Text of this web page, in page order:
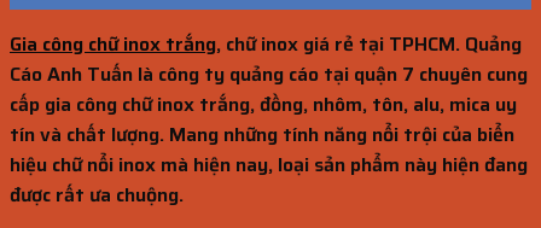
Gia công chữ inox trắng, chữ inox giá rẻ tại TPHCM. Quảng
Cáo Anh Tuấn là công ty quảng cáo tại quận 7 chuyên cung
cấp gia công chữ inox trắng, đồng, nhôm, tôn, alu, mica uy
tín và chất lượng. Mang những tính năng nổi trội của biển
hiệu chữ nổi inox mà hiện nay, loại sản phẩm này hiện đang
được rất ưa chuộng.